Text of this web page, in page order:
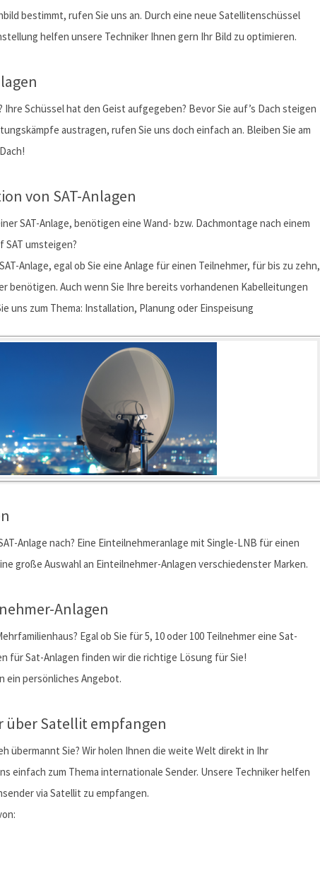
bestimmt, rufen Sie uns an. Durch eine neue Satellitenschüssel
helfen unsere Techniker Ihnen gern Ihr Bild zu optimieren.
Ihre Schüssel hat den Geist aufgegeben? Bevor Sie auf’s Dach steigen
austragen, rufen Sie uns doch einfach an. Bleiben Sie am
von SAT-Anlagen
SAT-Anlage, benötigen eine Wand- bzw. Dachmontage nach einem
SAT umsteigen?
Anlage, egal ob Sie eine Anlage für einen Teilnehmer, für bis zu zehn,
benötigen. Auch wenn Sie Ihre bereits vorhandenen Kabelleitungen
uns zum Thema: Installation, Planung oder Einspeisung
Anlage nach? Eine Einteilnehmeranlage mit Single-LNB für einen
große Auswahl an Einteilnehmer-Anlagen verschiedenster Marken.
Anlagen
Egal ob Sie für 5, 10 oder 100 Teilnehmer eine Sat-
für Sat-Anlagen finden wir die richtige Lösung für Sie!
ein persönliches Angebot.
Satellit empfangen
übermannt Sie? Wir holen Ihnen die weite Welt direkt in Ihr
einfach zum Thema internationale Sender. Unsere Techniker helfen
via Satellit zu empfangen.